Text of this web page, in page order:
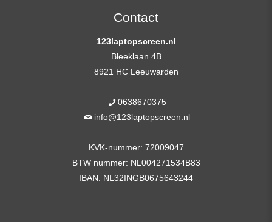
Contact
123laptopscreen.nl
Bleeklaan 4B
8921 HC Leeuwarden
0638670375
info@123laptopscreen.nl
KVK-nummer: 72009047
BTW nummer: NL004271534B83
IBAN: NL32INGB0675643244